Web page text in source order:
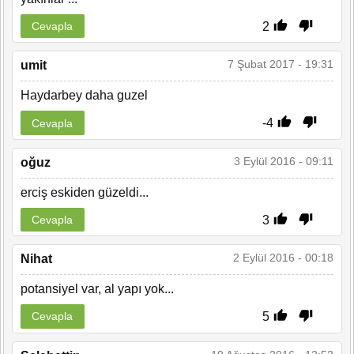
2
Cevapla
umit 7 Şubat 2017 - 19:31
Haydarbey daha guzel
-4
Cevapla
oğuz 3 Eylül 2016 - 09:11
erciş eskiden güzeldi...
3
Cevapla
Nihat 2 Eylül 2016 - 00:18
potansiyel var, al yapı yok...
5
Cevapla